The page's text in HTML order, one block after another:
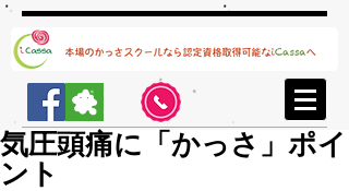
気圧頭痛に「かっさ」ポイ
ント